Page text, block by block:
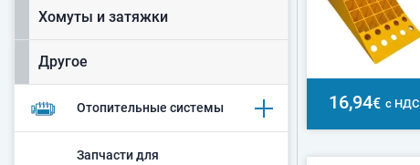
Хомуты и затяжки
Другое
Oтопительные системы
Запчасти для
16,94€ с НДС